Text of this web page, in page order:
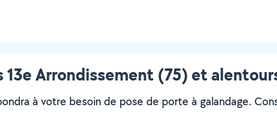
13e Arrondissement (75) et
à votre besoin de pose de porte à galandage.